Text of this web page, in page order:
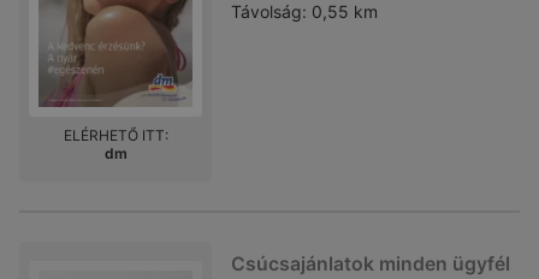
Távolság: 0,55 km
ELÉRHETŐ ITT:
dm
Csúcsajánlatok minden ügyfél